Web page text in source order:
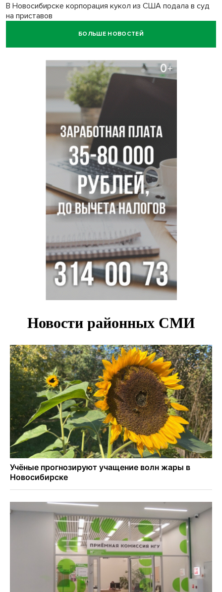
В Новосибирске корпорация кукол из США подала в суд
на приставов
В Новосибирске минздрав объявил бесплатную
В Новосибирске врачи прооперировали 25 тысяч
пациентов с катарактой
Знаменитый орангутан Бату отметил юбилей в
новосибирском зоопарке
Новосибирские хирурги спасли сердце восьмиклассницы
с донорским клапаном
БОЛЬШЕ НОВОСТЕЙ